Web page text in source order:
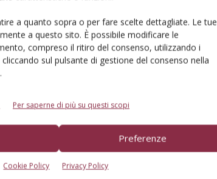
a quanto sopra o per fare scelte dettagliate. Le tue
a questo sito. È possibile modificare le
compreso il ritiro del consenso, utilizzando i
sul pulsante di gestione del consenso nella
Per saperne di più su questi scopi
Preferenze
Cookie Policy Privacy Policy
con un joystick. Tutte le funzioni
sono integrate nel joystick. In
azionata mediante un joystick.